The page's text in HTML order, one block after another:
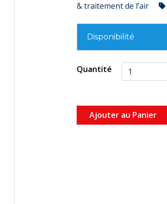
& traitement de l’air
Disponibilité
Quantité
Ajouter au Panier